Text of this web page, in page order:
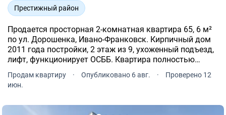
Престижный район
Продается просторная 2-комнатная квартира 65, 6 м²
по ул. Дорошенка, Ивано-Франковск. Кирпичный дом
2011 года постройки, 2 этаж из 9, ухоженный подъезд,
лифт, функционирует ОСББ. Квартира полностью
готова к проживанию и не требует дополнительных
вложений.
Продам квартиру · Опубликовано 6 авг. ·
Проверено 12
июн.